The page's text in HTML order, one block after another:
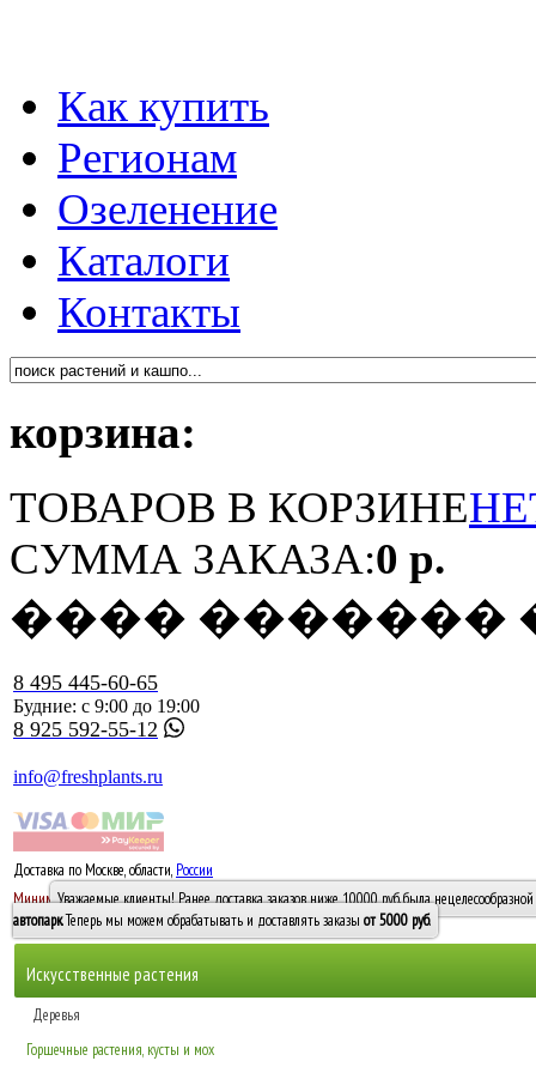
Как купить
Регионам
Озеленение
Каталоги
Контакты
корзина:
ТОВАРОВ В КОРЗИНЕ
СУММА ЗАКАЗА:0 р.
���� �������
8 495 445-60-65
Будние: с 9:00 до 19:00
8 925 592-55-12
info@freshplants.ru
Доставка по Москве, области, России
Минимальный заказ -10 0005000 руб.
Уважаемые клиенты! Ранее доставка заказов ниже 10000 руб. была
автопарк. Теперь мы можем обрабатывать и доставлять заказы от 5000 руб.
Искусственные растения
Деревья
Бамбуки
Горшечные растения, кусты и мох